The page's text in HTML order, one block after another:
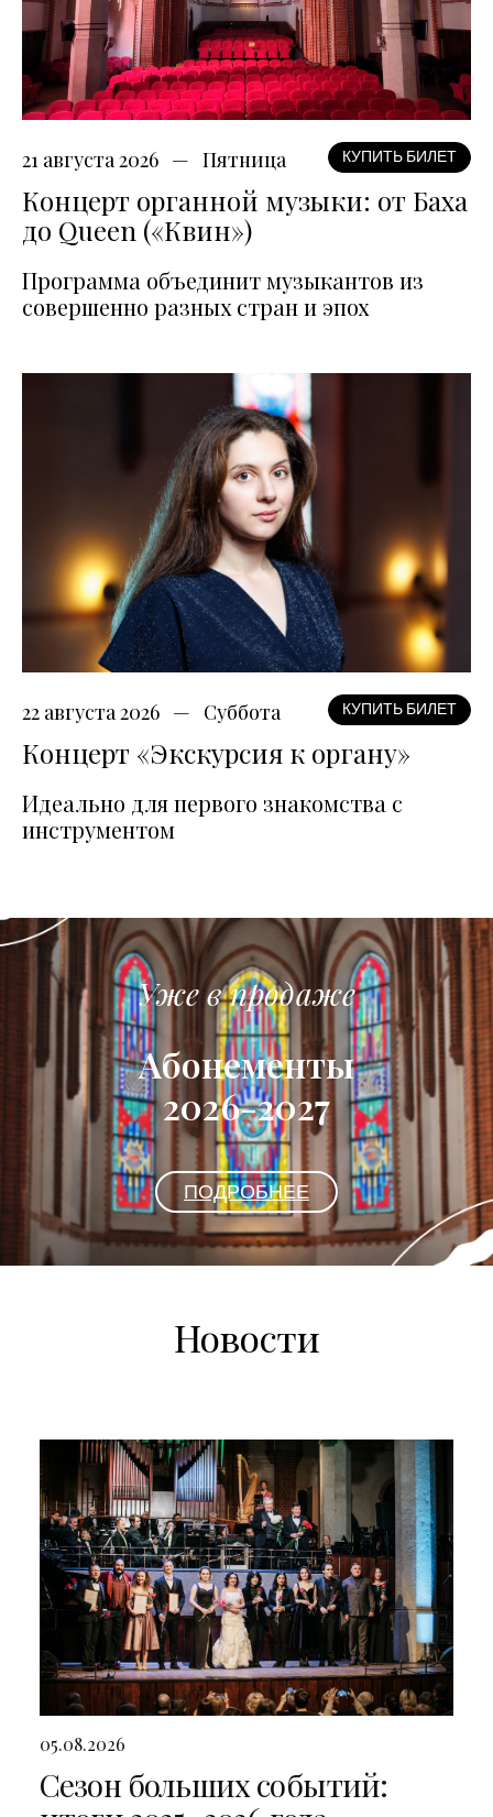
21 августа 2026 Пятница КУПИТЬ БИЛЕТ
Концерт органной музыки: от Баха
до Queen («Квин»)
Программа объединит музыкантов из
совершенно разных стран и эпох
22 августа 2026 Суббота КУПИТЬ БИЛЕТ
Концерт «Экскурсия к органу»
Идеально для первого знакомства с
инструментом
Уже в продаже
Абонементы
2026-2027
ПОДРОБНЕЕ
Новости
05.08.2026
Сезон больших событий: